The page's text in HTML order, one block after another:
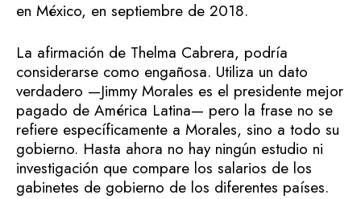
en México, en septiembre de 2018.
La afirmación de Thelma Cabrera, podría
considerarse como engañosa. Utiliza un dato
verdadero —Jimmy Morales es el presidente mejor
pagado de América Latina— pero la frase no se
refiere específicamente a Morales, sino a todo su
gobierno. Hasta ahora no hay ningún estudio ni
investigación que compare los salarios de los
gabinetes de gobierno de los diferentes países.